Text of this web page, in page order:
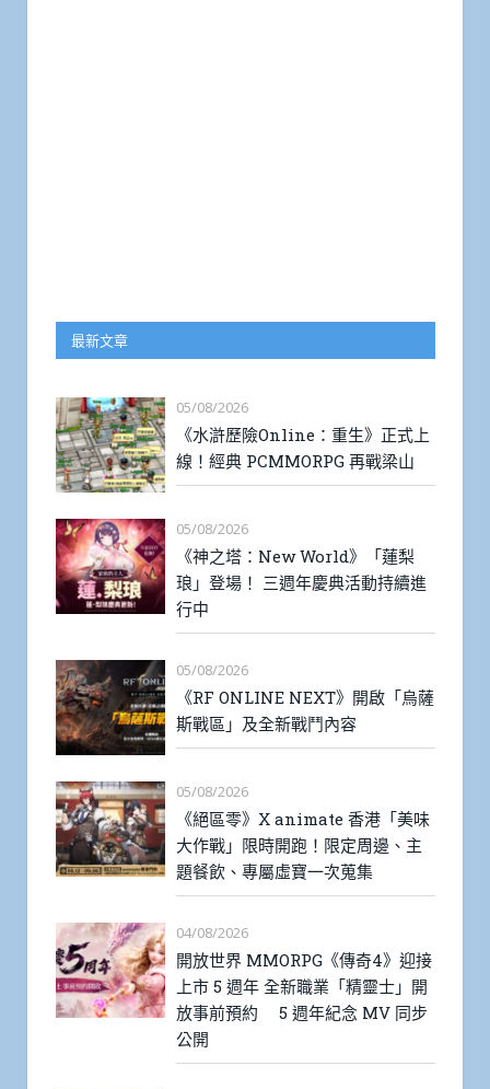
最新文章
05/08/2026
《水滸歷險Online：重生》正式上
線！經典 PCMMORPG 再戰梁山
05/08/2026
《神之塔：New World》「蓮梨
琅」登場！ 三週年慶典活動持續進
行中
05/08/2026
《RF ONLINE NEXT》開啟「烏薩
斯戰區」及全新戰鬥內容
05/08/2026
《絕區零》X animate 香港「美味
大作戰」限時開跑！限定周邊、主
題餐飲、專屬虛寶一次蒐集
04/08/2026
開放世界 MMORPG《傳奇4》迎接
上市 5 週年 全新職業「精靈士」開
放事前預約 5 週年紀念 MV 同步
公開